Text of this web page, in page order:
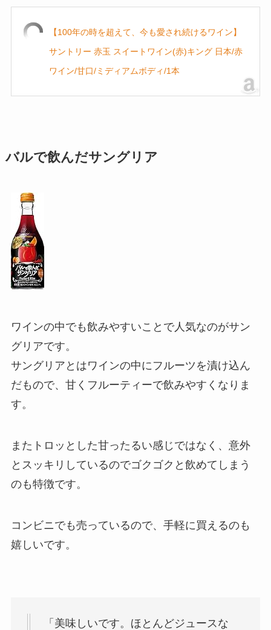
【100年の時を超えて、今も愛され続けるワイン】
サントリー 赤玉 スイートワイン(赤)キング 日本/赤
ワイン/甘口/ミディアムボディ/1本
バルで飲んだサングリア
ワインの中でも飲みやすいことで人気なのがサン
グリアです。
サングリアとはワインの中にフルーツを漬け込ん
だもので、甘くフルーティーで飲みやすくなりま
す。
またトロッとした甘ったるい感じではなく、意外
とスッキリしているのでゴクゴクと飲めてしまう
のも特徴です。
コンビニでも売っているので、手軽に買えるのも
嬉しいです。
「美味しいです。ほとんどジュースな